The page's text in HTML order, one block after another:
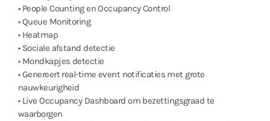
• People Counting en Occupancy Control
• Queue Monitoring
• Heatmap
• Sociale afstand detectie
• Mondkapjes detectie
• Genereert real-time event notificaties met grote
nauwkeurigheid
• Live Occupancy Dashboard om bezettingsgraad te
waarborgen